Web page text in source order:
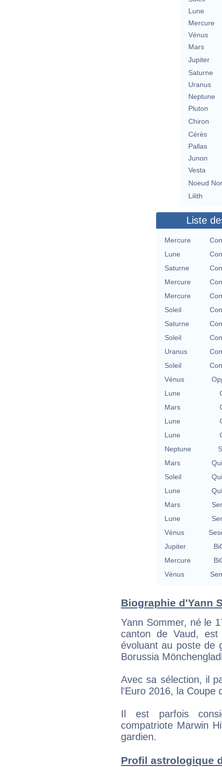
Lune
Mercure
Vénus
Mars
Jupiter
Saturne
Uranus
Neptune
Pluton
Chiron
Cérès
Pallas
Junon
Vesta
Noeud
Lilith
Liste
Mercure
Lune
Saturne
Mercure
Mercure
Soleil
Saturne
Soleil
Uranus
Soleil
Vénus
Lune
Mars
Lune
Lune
Neptune
Mars
Soleil
Lune
Mars
Lune
Vénus
Jupiter
Mercure
Vénus
Biographie d'Yann
Yann Sommer, né le
canton de Vaud, est
évoluant au poste de
Borussia
Avec sa sélection, il
l'Euro 2016, la Coupe
Il est parfois
compatriote Marwin
gardien.
Profil astrologique